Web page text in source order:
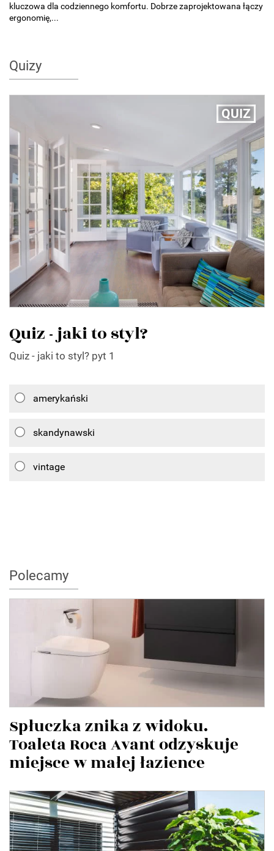
kluczowa dla codziennego komfortu. Dobrze zaprojektowana łączy
ergonomię,...
Quizy
QUIZ
Quiz - jaki to styl?
Quiz - jaki to styl? pyt 1
amerykański
skandynawski
vintage
Polecamy
Spłuczka znika z widoku.
Toaleta Roca Avant odzyskuje
miejsce w małej łazience